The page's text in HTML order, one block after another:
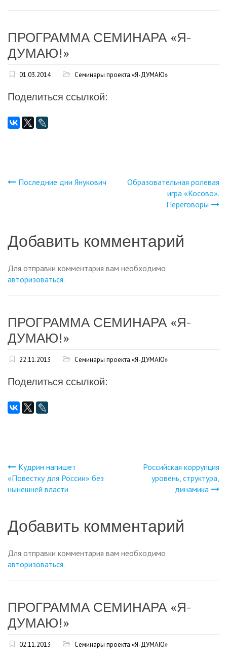
ПРОГРАММА СЕМИНАРА «Я-
ДУМАЮ!»
01.03.2014 Семинары проекта «Я-ДУМАЮ»
Поделиться ссылкой:
Навигация
записям
Последние дни Янукович
Образовательная ролевая
игра «Косово».
Переговоры
Добавить комментарий
Для отправки комментария вам необходимо
авторизоваться.
ПРОГРАММА СЕМИНАРА «Я-
ДУМАЮ!»
22.11.2013 Семинары проекта «Я-ДУМАЮ»
Поделиться ссылкой:
Навигация
записям
Кудрин напишет
«Повестку для России» без
нынешней власти
Российская коррупция
уровень, структура,
динамика
Добавить комментарий
Для отправки комментария вам необходимо
авторизоваться.
ПРОГРАММА СЕМИНАРА «Я-
ДУМАЮ!»
02.11.2013 Семинары проекта «Я-ДУМАЮ»